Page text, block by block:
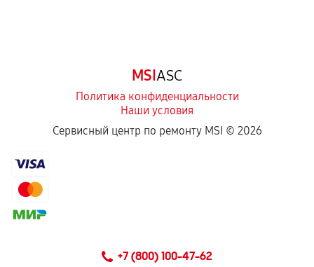
MSIASC
Политика конфиденциальности
Наши условия
Сервисный центр по ремонту MSI © 2026
+7 (800) 100-47-62